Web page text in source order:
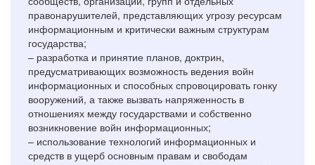
правонарушителей, представляющих угрозу ресурсам
информационным и критически важным структурам
государства;
– разработка и принятие планов, доктрин,
предусматривающих возможность ведения войн
информационных и способных спровоцировать гонку
вооружений, а также вызвать напряженность в
отношениях между государствами и собственно
возникновение войн информационных;
– использование технологий информационных и
средств в ущерб основным правам и свободам